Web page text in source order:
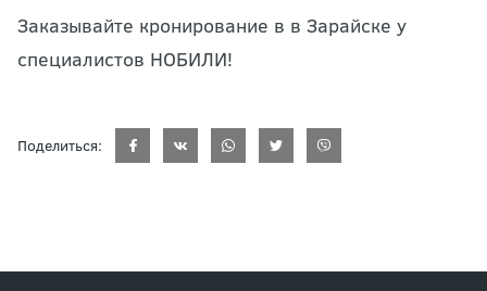
Заказывайте кронирование в в Зарайске у
специалистов НОБИЛИ!
Поделиться: